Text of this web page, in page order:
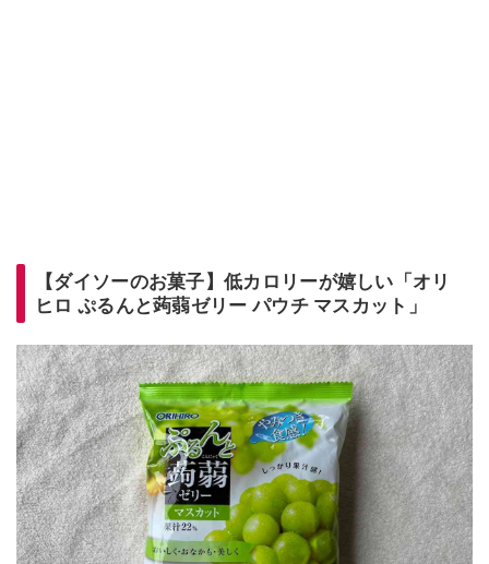
【ダイソーのお菓子】低カロリーが嬉しい「オリ
ヒロ ぷるんと蒟蒻ゼリー パウチ マスカット」